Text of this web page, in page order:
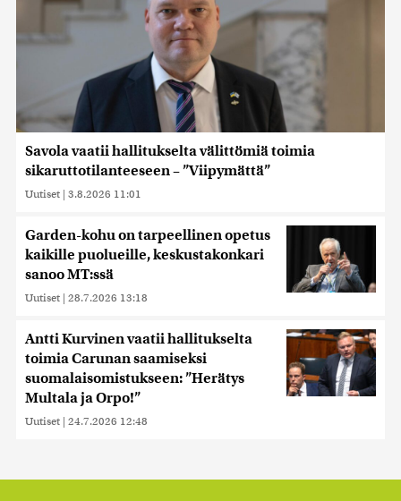
Savola vaatii hallitukselta välittömiä toimia
sikaruttotilanteeseen – ”Viipymättä”
Uutiset | 3.8.2026 11:01
Garden-kohu on tarpeellinen opetus
kaikille puolueille, keskustakonkari
sanoo MT:ssä
Uutiset | 28.7.2026 13:18
Antti Kurvinen vaatii hallitukselta
toimia Carunan saamiseksi
suomalaisomistukseen: ”Herätys
Multala ja Orpo!”
Uutiset | 24.7.2026 12:48